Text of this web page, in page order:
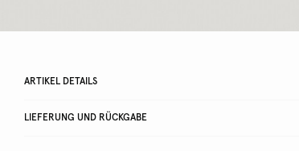
ARTIKEL DETAILS
LIEFERUNG UND RÜCKGABE